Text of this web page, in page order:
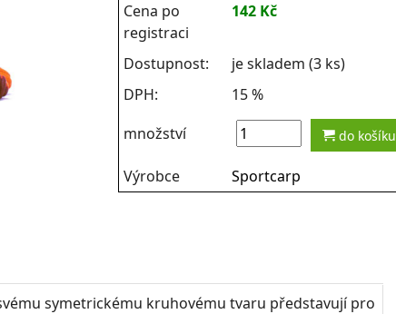
Cena po
registraci
142 Kč
Dostupnost:
je skladem (3 ks)
DPH:
15 %
množství
do košíku
Výrobce Sportcarp
symetrickému kruhovému tvaru představují pro